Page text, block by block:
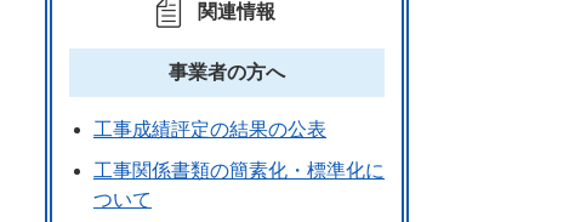
関連情報
事業者の方へ
工事成績評定の結果の公表
工事関係書類の簡素化・標準化に
ついて